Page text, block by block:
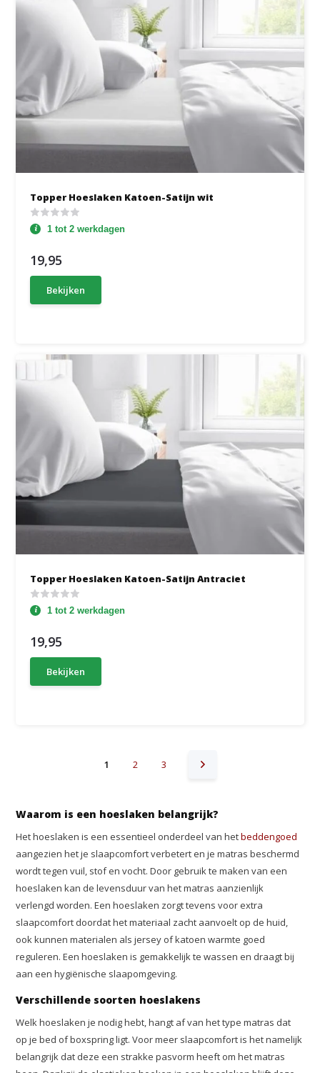
Topper Hoeslaken Katoen-Satijn wit
1 tot 2 werkdagen
19,95
Bekijken
Topper Hoeslaken Katoen-Satijn Antraciet
1 tot 2 werkdagen
19,95
Bekijken
1 2 3
Waarom is een hoeslaken belangrijk?
Het hoeslaken is een essentieel onderdeel van hetbeddengoed
aangezien het je slaapcomfort verbetert en je matras beschermd
wordt tegen vuil, stof en vocht. Door gebruik te maken van een
hoeslaken kan de levensduur van het matras aanzienlijk
verlengd worden. Een hoeslaken zorgt tevens voor extra
slaapcomfort doordat het materiaal zacht aanvoelt op de huid,
ook kunnen materialen als jersey of katoen warmte goed
reguleren. Een hoeslaken is gemakkelijk te wassen en draagt bij
aan een hygiënische slaapomgeving.
Verschillende soorten hoeslakens
Welk hoeslaken je nodig hebt, hangt af van het type matras dat
op je bed of boxspring ligt. Voor meer slaapcomfort is het namelijk
belangrijk dat deze een strakke pasvorm heeft om het matras